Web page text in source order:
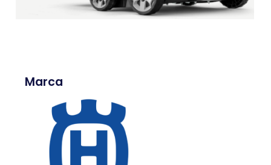
Marca